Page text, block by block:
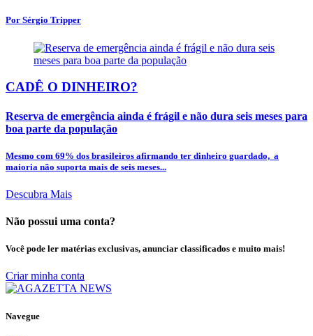
Por Sérgio Tripper
CADÊ O DINHEIRO?
Reserva de emergência ainda é frágil e não dura seis meses para
boa parte da população
Mesmo com 69% dos brasileiros afirmando ter dinheiro guardado, a
maioria não suporta mais de seis meses...
Descubra Mais
Não possui uma conta?
Você pode ler matérias exclusivas, anunciar classificados e muito mais!
Criar minha conta
Navegue